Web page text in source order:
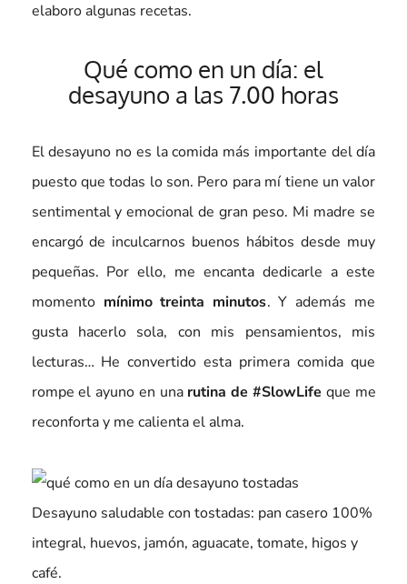
elaboro algunas recetas.
Qué como en un día: el
desayuno a las 7.00 horas
El desayuno no es la comida más importante del día
puesto que todas lo son. Pero para mí tiene un valor
sentimental y emocional de gran peso. Mi madre se
encargó de inculcarnos buenos hábitos desde muy
pequeñas. Por ello, me encanta dedicarle a este
momento mínimo treinta minutos. Y además me
gusta hacerlo sola, con mis pensamientos, mis
lecturas… He convertido esta primera comida que
rompe el ayuno en una rutina de #SlowLife que me
reconforta y me calienta el alma.
Desayuno saludable con tostadas: pan casero 100%
integral, huevos, jamón, aguacate, tomate, higos y
café.